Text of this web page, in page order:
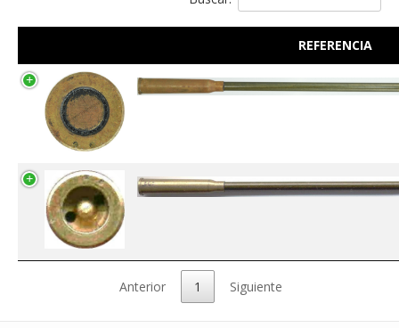
REFERENCIA
Anterior 1 Siguiente